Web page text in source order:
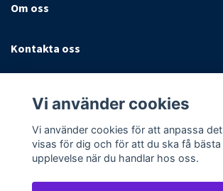
Om oss
Kontakta oss
Sociala medier
Vi använder cookies
Vi använder cookies för att anpassa
visas för dig och för att du ska få bästa
upplevelse när du handlar hos oss.